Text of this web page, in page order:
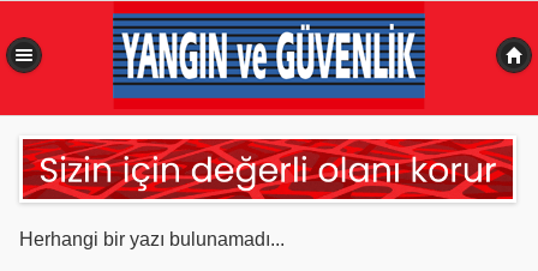
Herhangi bir yazı bulunamadı...
0,371 sn